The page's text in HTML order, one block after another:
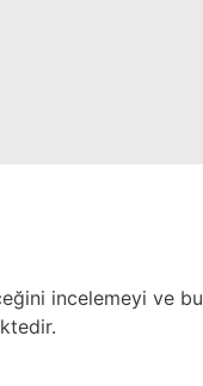
incelemeyi ve bu